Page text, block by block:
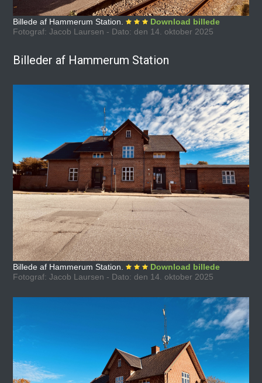
Billede af Hammerum Station.
Download billede
Fotograf: Jacob Laursen - Dato: den 14. oktober 2025
Billeder af Hammerum Station
Billede af Hammerum Station.
Download billede
Fotograf: Jacob Laursen - Dato: den 14. oktober 2025